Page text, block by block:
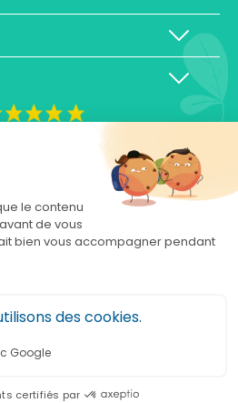
le contenu
de vous
bien vous accompagner pendant
des cookies.
Google
certifiés parAjouter au panier